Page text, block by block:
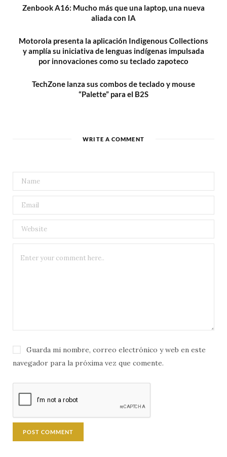
Zenbook A16: Mucho más que una laptop, una nueva
aliada con IA
Motorola presenta la aplicación Indigenous Collections
y amplía su iniciativa de lenguas indígenas impulsada
por innovaciones como su teclado zapoteco
TechZone lanza sus combos de teclado y mouse
“Palette” para el B2S
WRITE A COMMENT
Guarda mi nombre, correo electrónico y web en este
navegador para la próxima vez que comente.